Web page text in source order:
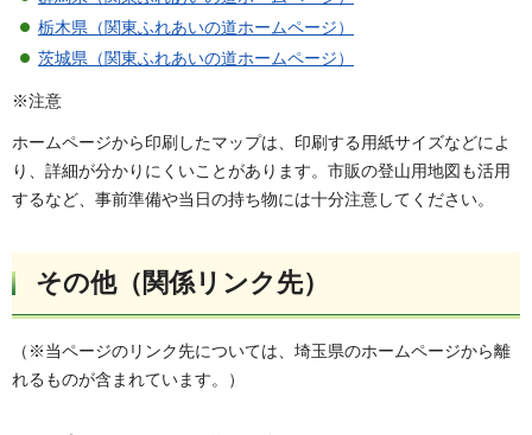
栃木県（関東ふれあいの道ホームページ）
茨城県（関東ふれあいの道ホームページ）
※注意
ホームページから印刷したマップは、印刷する用紙サイズなどによ
り、詳細が分かりにくいことがあります。市販の登山用地図も活用
するなど、事前準備や当日の持ち物には十分注意してください。
その他（関係リンク先）
（※当ページのリンク先については、埼玉県のホームページから離
れるものが含まれています。）